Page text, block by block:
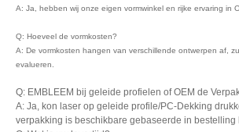
A: Ja, hebben wij onze eigen vormwinkel en rijke ervaring in
Q: Hoeveel de vormkosten?
A: De vormkosten hangen van verschillende ontwerpen af,
evalueren.
Q: EMBLEEM bij geleide profielen of OEM de
A: Ja, kon laser op geleide profile/PC-Dekking
verpakking is beschikbare gebaseerde in bestelling